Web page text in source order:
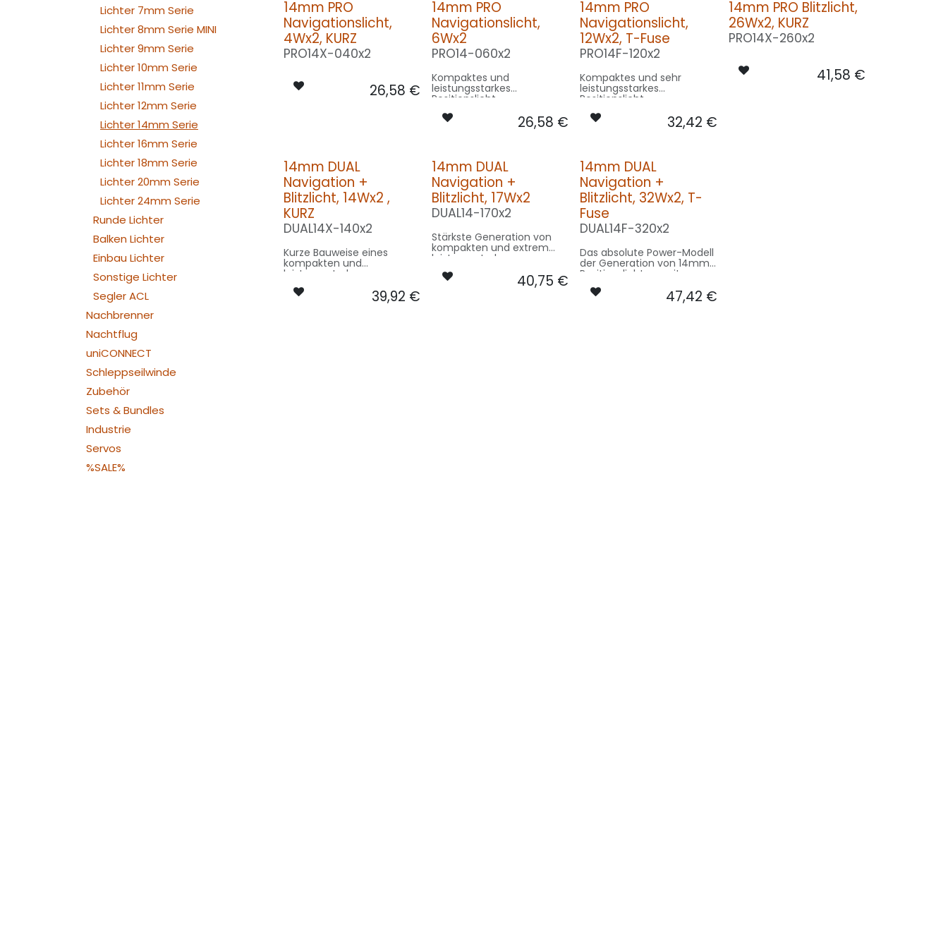
Lichter 7mm Serie
Lichter 8mm Serie MINI
Lichter 9mm Serie
Lichter 10mm Serie
Lichter 11mm Serie
Lichter 12mm Serie
Lichter 14mm Serie
Lichter 16mm Serie
Lichter 18mm Serie
Lichter 20mm Serie
Lichter 24mm Serie
Runde Lichter
Balken Lichter
Einbau Lichter
Sonstige Lichter
Segler ACL
Nachbrenner
Nachtflug
uniCONNECT
Schleppseilwinde
Zubehör
Sets & Bundles
Industrie
Servos
%SALE%
14mm PRO
Navigationslicht,
4Wx2, KURZ
PRO14X-040x2
26,58 €
14mm PRO
Navigationslicht,
6Wx2
PRO14-060x2
Kompaktes und
leistungsstarkes
Positionslicht
26,58 €
14mm PRO
Navigationslicht,
12Wx2, T-Fuse
PRO14F-120x2
Kompaktes und sehr
leistungsstarkes
Positionslicht
32,42 €
14mm PRO Blitzlicht,
26Wx2, KURZ
PRO14X-260x2
41,58 €
14mm DUAL
Navigation +
Blitzlicht, 14Wx2 ,
KURZ
DUAL14X-140x2
Kurze Bauweise eines
kompakten und
leistungsstarken
Positionslichtes mit
integriertem Blitz 39,92 €
14mm DUAL
Navigation +
Blitzlicht, 17Wx2
DUAL14-170x2
Stärkste Generation von
kompakten und extrem
leistungsstarken
Positionslichtern mit
integriertem Blitz!40,75 €
14mm DUAL
Navigation +
Blitzlicht, 32Wx2, T-
Fuse
DUAL14F-320x2
Das absolute Power-Modell
der Generation von 14mm
Positionslichtern mit
integriertem Blitz und
Temperatursicherung!
47,42 €